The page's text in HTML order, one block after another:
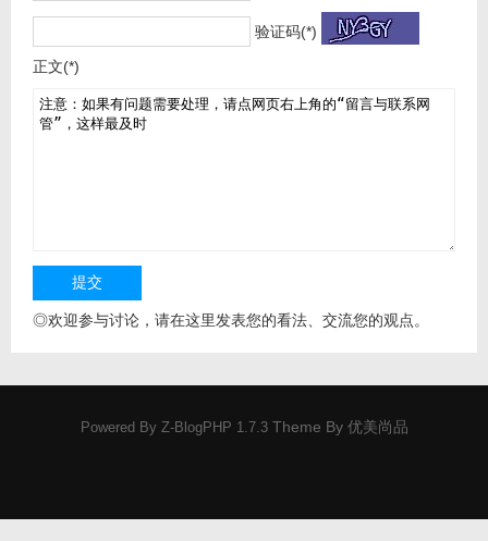
验证码(*)
正文(*)
◎欢迎参与讨论，请在这里发表您的看法、交流您的观点。
Powered By Z-BlogPHP 1.7.3Theme By 优美尚品